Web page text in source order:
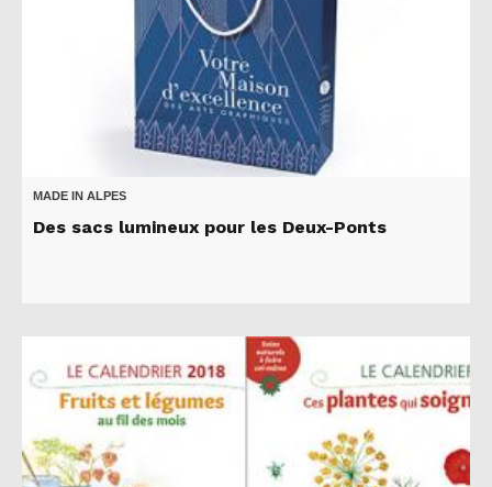
MADE IN ALPES
Des sacs lumineux pour les Deux-Ponts